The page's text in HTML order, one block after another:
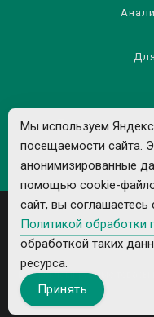
Правила
Политика
Все рекламируемые
Мы используем
посещаемости сайта.
анонимизированные
помощью cookie-
сайт, вы соглашаетесь
Политикой обработки
обработкой таких
ресурса.
Принять